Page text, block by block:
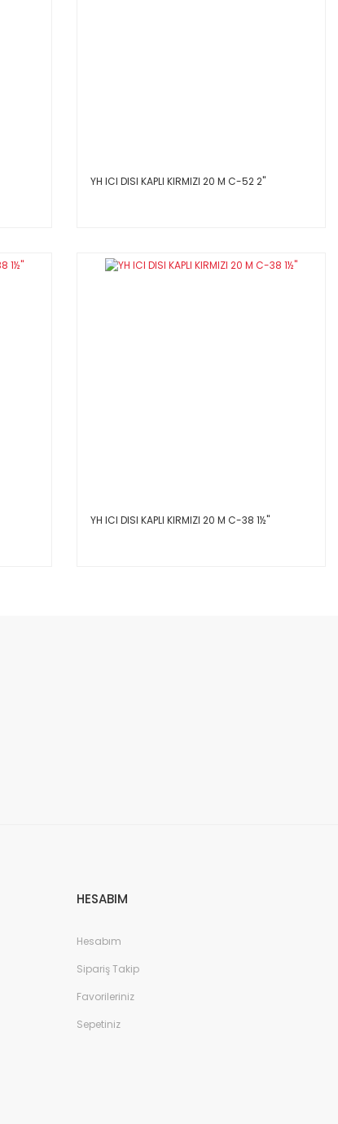
YH ICI DISI KAPLI KIRMIZI 20 M C-52 2''
YH ICI DISI KAPLI KIRMIZI 20 M C-38 1½''
HESABIM
Hesabım
Sipariş Takip
Favorileriniz
Sepetiniz